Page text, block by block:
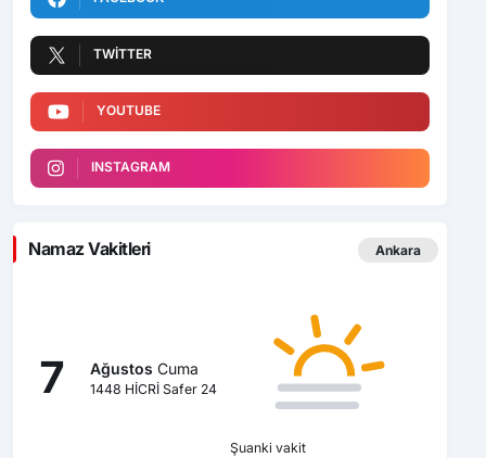
TWITTER
YOUTUBE
INSTAGRAM
Namaz Vakitleri Ankara
7 Ağustos Cuma
1448 HİCRİ Safer 24
Şuanki vakit